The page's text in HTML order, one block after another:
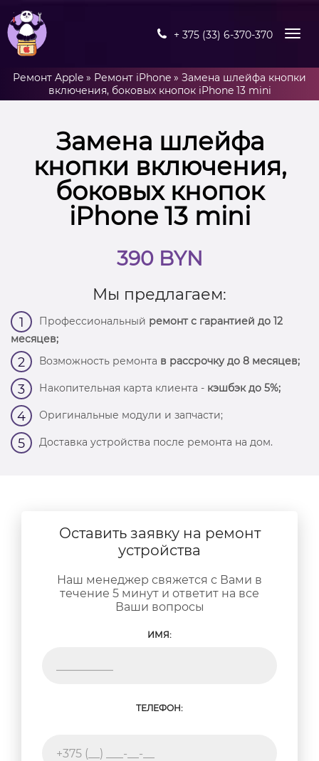
+ 375 (33) 6-370-370
Ремонт Apple » Ремонт iPhone » Замена шлейфа кнопки
включения, боковых кнопок iPhone 13 mini
Замена шлейфа
кнопки включения,
боковых кнопок
iPhone 13 mini
390 BYN
Мы предлагаем:
1 Профессиональный ремонт с гарантией до 12
месяцев;
2 Возможность ремонта в рассрочку до 8 месяцев;
3 Накопительная карта клиента - кэшбэк до 5%;
4 Оригинальные модули и запчасти;
5 Доставка устройства после ремонта на дом.
Оставить заявку на ремонт
устройства
Наш менеджер свяжется с Вами в
течение 5 минут и ответит на все
Ваши вопросы
ИМЯ:
ТЕЛЕФОН: